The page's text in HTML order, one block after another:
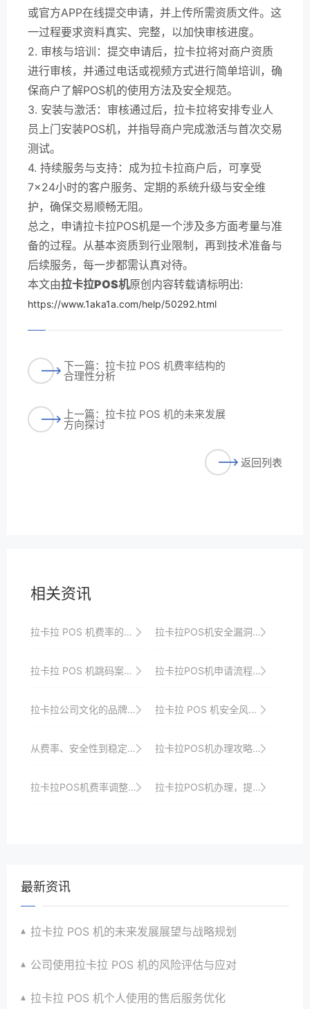
或官方APP在线提交申请，并上传所需资质文件。这
一过程要求资料真实、完整，以加快审核进度。
2. 审核与培训：提交申请后，拉卡拉将对商户资质
进行审核，并通过电话或视频方式进行简单培训，确
保商户了解POS机的使用方法及安全规范。
3. 安装与激活：审核通过后，拉卡拉将安排专业人
员上门安装POS机，并指导商户完成激活与首次交易
测试。
4. 持续服务与支持：成为拉卡拉商户后，可享受
7×24小时的客户服务、定期的系统升级与安全维
护，确保交易顺畅无阻。
总之，申请拉卡拉POS机是一个涉及多方面考量与准
备的过程。从基本资质到行业限制，再到技术准备与
后续服务，每一步都需认真对待。
本文由拉卡拉POS机原创内容转载请标明出:
https://www.1aka1a.com/help/50292.html
下一篇：拉卡拉 POS 机费率结构的
合理性分析
上一篇：拉卡拉 POS 机的未来发展
方向探讨
返回列表
相关资讯
拉卡拉 POS 机费率的计算方式 拉卡拉POS机安全漏洞及防范措施
拉卡拉 POS 机跳码案例分析 拉卡拉POS机申请流程中的常见问题与解决方案
拉卡拉公司文化的品牌塑造 拉卡拉 POS 机安全风险评估
从费率、安全性到稳定性：全面解读拉卡拉POS机 拉卡拉POS机办理攻略：解锁更多支付选择
拉卡拉POS机费率调整的因素 拉卡拉POS机办理，提升您的客户满意度
最新资讯
拉卡拉 POS 机的未来发展展望与战略规划
公司使用拉卡拉 POS 机的风险评估与应对
拉卡拉 POS 机个人使用的售后服务优化